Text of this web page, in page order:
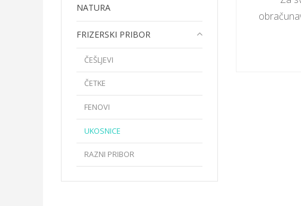
NATURA
FRIZERSKI PRIBOR
ČEŠLJEVI
ČETKE
FENOVI
UKOSNICE
RAZNI PRIBOR